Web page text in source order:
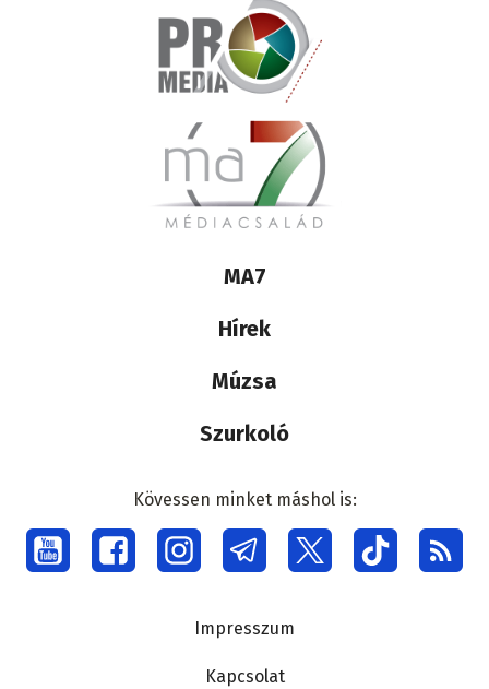
Lábléc
médiacsalád
MA7
Hírek
Múzsa
Szurkoló
Social
menu
Kövessen minket máshol is:
Impresszum
Kapcsolat